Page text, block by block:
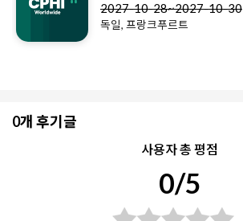
2027-10-28~2027-10-30
독일, 프랑크푸르트
0개 후기글
사용자 총 평점
0/5